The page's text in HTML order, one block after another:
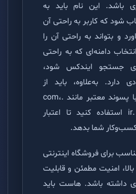
باشد. این نام باید به
شود که کاربر به راحتی آن
و بتواند به راحتی آن را
دامنه‌ای که به راحتی
جستجو ایندکس شود،
دارد. به‌علاوه، باید از
دامنه‌هایی با پسوند معتبر مانند .com،
.net و یا .ir استفاده کنید تا اعتبار
شما بدهد.
برای فروشگاه اینترنتی
امنیت مطمئن و قابلیت
داشته باشد. هاست باید